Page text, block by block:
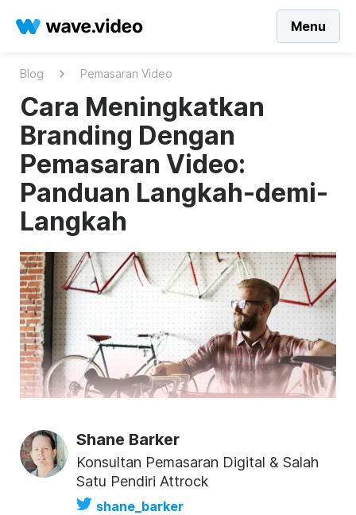
Menu
Blog Pemasaran Video
Cara Meningkatkan
Branding Dengan
Pemasaran Video:
Panduan Langkah-demi-
Langkah
Shane Barker
Konsultan Pemasaran Digital & Salah
Satu Pendiri Attrock
shane_barker